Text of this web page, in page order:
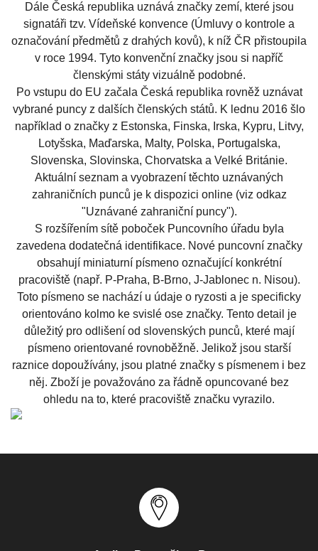
Dále Česká republika uznává značky zemí, které jsou
signatáři tzv. Vídeňské konvence (Úmluvy o kontrole a
označování předmětů z drahých kovů), k níž ČR přistoupila
v roce 1994. Tyto konvenční značky jsou si napříč
členskými státy vizuálně podobné.
Po vstupu do EU začala Česká republika rovněž uznávat
vybrané puncy z dalších členských států. K lednu 2016 šlo
například o značky z Estonska, Finska, Irska, Kypru, Litvy,
Lotyšska, Maďarska, Malty, Polska, Portugalska,
Slovenska, Slovinska, Chorvatska a Velké Británie.
Aktuální seznam a vyobrazení těchto uznávaných
zahraničních punců je k dispozici online (viz odkaz
"Uznávané zahraniční puncy").
S rozšířením sítě poboček Puncovního úřadu byla
zavedena dodatečná identifikace. Nové puncovní značky
obsahují miniaturní písmeno označující konkrétní
pracoviště (např. P-Praha, B-Brno, J-Jablonec n. Nisou).
Toto písmeno se nachází u údaje o ryzosti a je specificky
orientováno kolmoke svislé ose značky. Tento detail je
důležitý pro odlišení od slovenských punců, které mají
písmeno orientované rovnoběžně. Jelikož jsou starší
raznice dopoužívány, jsou platné značky s písmenem i bez
něj. Zboží je považováno za řádně opuncované bez
ohledu na to, které pracoviště značku vyrazilo.